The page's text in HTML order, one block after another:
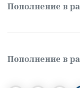
Пополнение в
Пополнение в